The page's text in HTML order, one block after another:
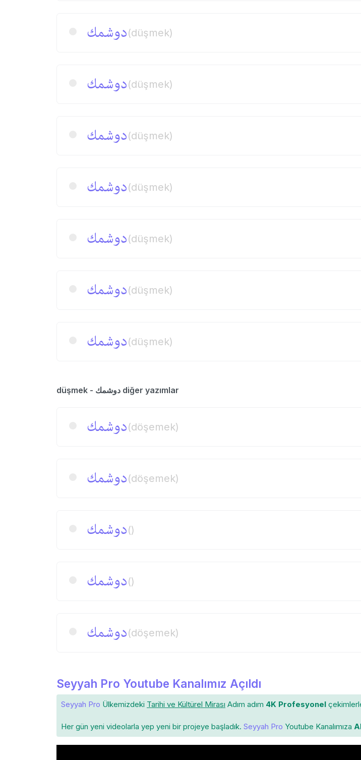
دوشمك(düşmek)
دوشمك(düşmek)
دوشمك(düşmek)
دوشمك(düşmek)
دوشمك(düşmek)
دوشمك(düşmek)
دوشمك(düşmek)
düşmek - دوشمك diğer yazımlar
دوشمك(döşemek)
دوشمك(döşemek)
دوشمك()
دوشمك()
دوشمك(döşemek)
Seyyah Pro Youtube Kanalımız Açıldı
Seyyah Pro Ülkemizdeki Tarihi ve Kültürel Mirası Adım adım 4K Profesyonel
Her gün yeni videolarla yep yeni bir projeye başladık. Seyyah Pro Youtube Kanalımıza